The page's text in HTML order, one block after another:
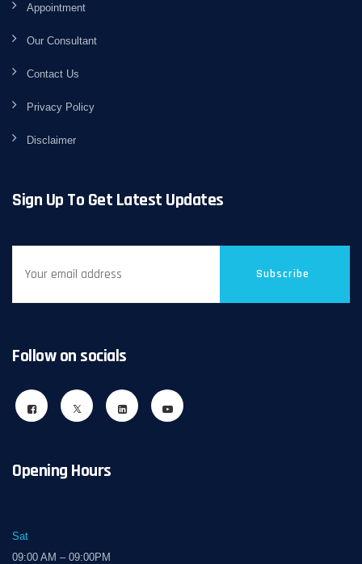
Appointment
Our Consultant
Contact Us
Privacy Policy
Disclaimer
Sign Up To Get Latest Updates
Subscribe
Follow on socials
Opening Hours
Sat
09:00 AM – 09:00PM